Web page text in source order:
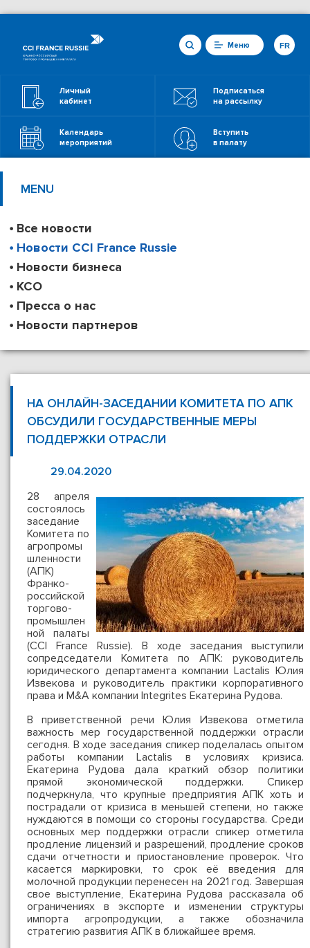
Меню
Личный
кабинет
Подписаться
на рассылку
Календарь
мероприятий
Вступить
в палату
FR
MENU
Все новости
Новости CCI France Russie
Новости бизнеса
КСО
Пресса о нас
Новости партнеров
НА ОНЛАЙН-ЗАСЕДАНИИ КОМИТЕТА ПО АПК
ОБСУДИЛИ ГОСУДАРСТВЕННЫЕ МЕРЫ
ПОДДЕРЖКИ ОТРАСЛИ
29.04.2020
28 апреля
состоялось
заседание
Комитета по
агропромы
шленности
(АПК)
Франко-
российской
торгово-
промышлен
ной палаты
(CCI France Russie). В ходе заседания выступили
сопредседатели Комитета по АПК: руководитель
юридического департамента компании Lactalis Юлия
Извекова и руководитель практики корпоративного
права и M&A компании Integrites Екатерина Рудова.
В приветственной речи Юлия Извекова отметила
важность мер государственной поддержки отрасли
сегодня. В ходе заседания спикер поделалась опытом
работы компании Lactalis в условиях кризиса.
Екатерина Рудова дала краткий обзор политики
прямой экономической поддержки. Спикер
подчеркнула, что крупные предприятия АПК хоть и
пострадали от кризиса в меньшей степени, но также
нуждаются в помощи со стороны государства. Среди
основных мер поддержки отрасли спикер отметила
продление лицензий и разрешений, продление сроков
сдачи отчетности и приостановление проверок. Что
касается маркировки, то срок её введения для
молочной продукции перенесен на 2021 год. Завершая
свое выступление, Екатерина Рудова рассказала об
ограничениях в экспорте и изменении структуры
импорта агропродукции, а также обозначила
стратегию развития АПК в ближайшее время.